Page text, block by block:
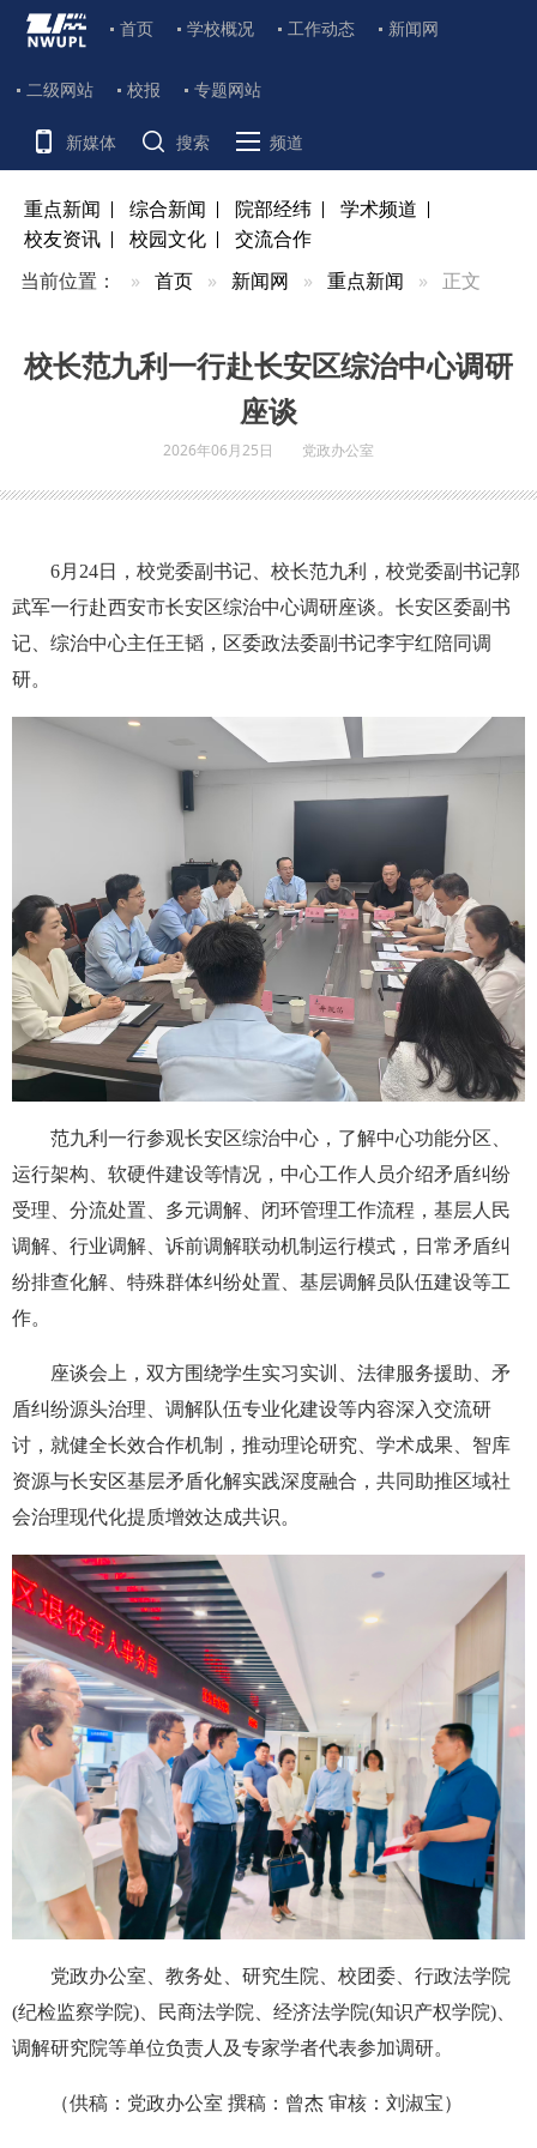
首页 学校概况 工作动态 新闻网
二级网站 校报 专题网站
新媒体 搜索 频道
重点新闻 综合新闻 院部经纬
学术频道
校友资讯
校园文化
交流合作
当前位置：
首页 新闻网 重点新闻 正文
校长范九利一行赴长安区综治中心调研
座谈
2026年06月25日 党政办公室
6月24日，校党委副书记、校长范九利，校党委副书记郭
武军一行赴西安市长安区综治中心调研座谈。长安区委副书
记、综治中心主任王韬，区委政法委副书记李宇红陪同调
研。
范九利一行参观长安区综治中心，了解中心功能分区、
运行架构、软硬件建设等情况，中心工作人员介绍矛盾纠纷
受理、分流处置、多元调解、闭环管理工作流程，基层人民
调解、行业调解、诉前调解联动机制运行模式，日常矛盾纠
纷排查化解、特殊群体纠纷处置、基层调解员队伍建设等工
作。
座谈会上，双方围绕学生实习实训、法律服务援助、矛
盾纠纷源头治理、调解队伍专业化建设等内容深入交流研
讨，就健全长效合作机制，推动理论研究、学术成果、智库
资源与长安区基层矛盾化解实践深度融合，共同助推区域社
会治理现代化提质增效达成共识。
党政办公室、教务处、研究生院、校团委、行政法学院
(纪检监察学院)、民商法学院、经济法学院(知识产权学院)、
调解研究院等单位负责人及专家学者代表参加调研。
（供稿：党政办公室 撰稿：曾杰 审核：刘淑宝）